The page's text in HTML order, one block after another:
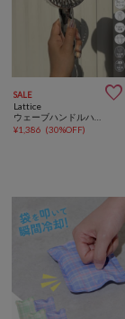
SALE 
Lattice
¥1,386 (30%OFF)